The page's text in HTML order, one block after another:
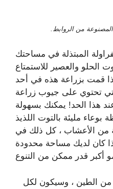
من الروابط.
المبتذلة في مساحتك
الحلو والعصير للاستمتاع
قمت بزراعة هذه في أحد
تحتوي على جيوب زراعة
هذا الحد! يمكنك بسهولة
مليئة بالتوت اللذيذ
من الأعشاب ، كل ذلك في
كان لديك مساحة محدودة
من الطين ، وسيكون لكل